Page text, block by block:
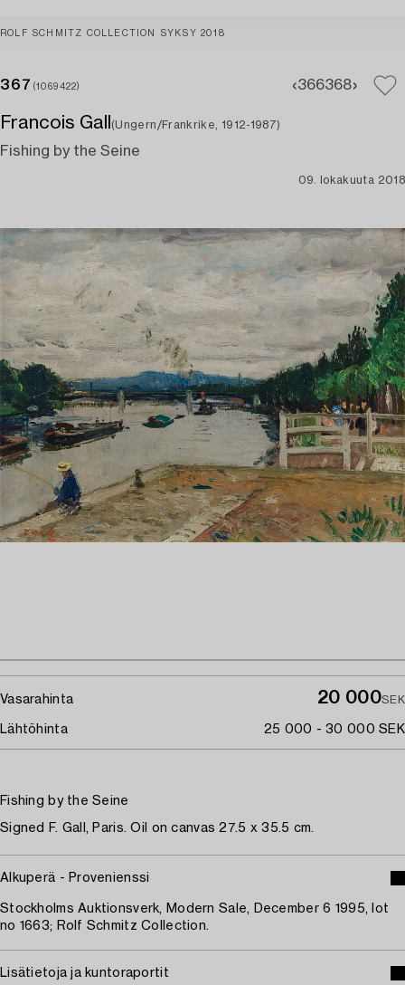
ROLF SCHMITZ COLLECTION SYKSY 2018
367 (1069422) 366368
Francois Gall (Ungern/Frankrike, 1912-1987)
Fishing by the Seine
09. lokakuuta 2018
Vasarahinta 20 000SEK
Lähtöhinta 25 000 - 30 000 SEK
Fishing by the Seine
Signed F. Gall, Paris. Oil on canvas 27.5 x 35.5 cm.
Alkuperä - Provenienssi
Stockholms Auktionsverk, Modern Sale, December 6 1995, lot
no 1663; Rolf Schmitz Collection.
Lisätietoja ja kuntoraportit